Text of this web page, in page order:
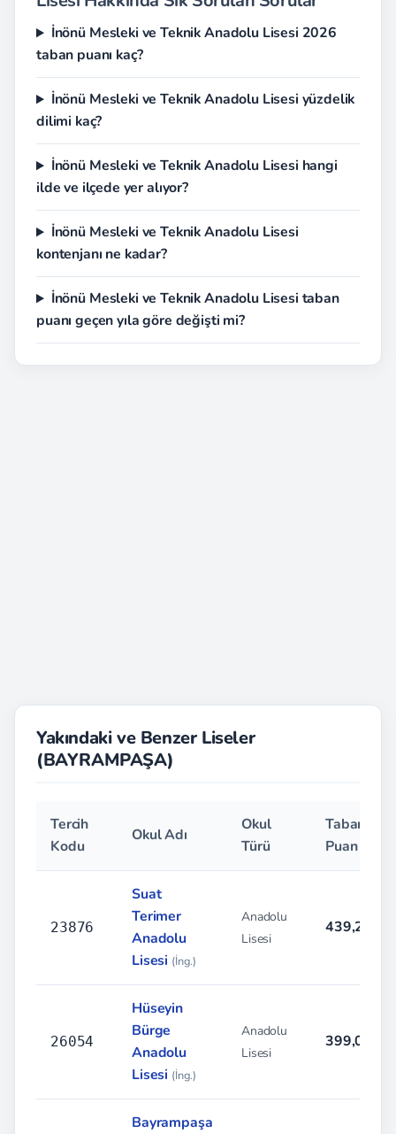
İnönü Mesleki ve Teknik Anadolu Lisesi 2026
taban puanı kaç?
İnönü Mesleki ve Teknik Anadolu Lisesi yüzdelik
dilimi kaç?
İnönü Mesleki ve Teknik Anadolu Lisesi hangi
ilde ve ilçede yer alıyor?
İnönü Mesleki ve Teknik Anadolu Lisesi
kontenjanı ne kadar?
İnönü Mesleki ve Teknik Anadolu Lisesi taban
puanı geçen yıla göre değişti mi?
Yakındaki ve Benzer Liseler
(BAYRAMPAŞA)
Tercih
Kodu
Okul Adı
Okul
Türü
Taban
Puan
23876
Suat
Terimer
Anadolu
Lisesi (İng.)
Anadolu
Lisesi
439,2794
26054
Hüseyin
Bürge
Anadolu
Lisesi (İng.)
Anadolu
Lisesi
399,0141
Bayrampaşa